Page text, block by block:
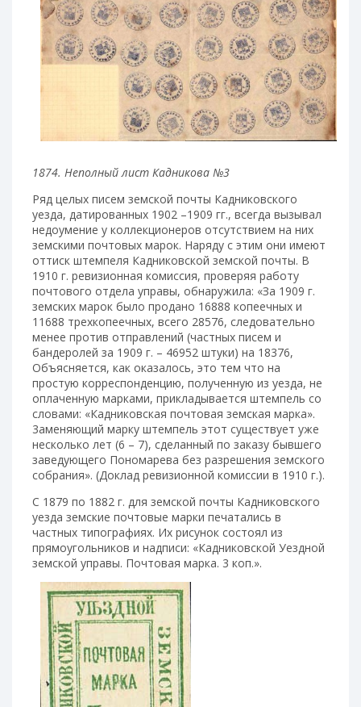
1874. Неполный лист Кадникова №3
Ряд целых писем земской почты Кадниковского
уезда, датированных 1902 –1909 гг., всегда вызывал
недоумение у коллекционеров отсутствием на них
земскими почтовых марок. Наряду с этим они имеют
оттиск штемпеля Кадниковской земской почты. В
1910 г. ревизионная комиссия, проверяя работу
почтового отдела управы, обнаружила: «За 1909 г.
земских марок было продано 16888 копеечных и
11688 трехкопеечных, всего 28576, следовательно
менее против отправлений (частных писем и
бандеролей за 1909 г. – 46952 штуки) на 18376,
Объясняется, как оказалось, это тем что на
простую корреспонденцию, полученную из уезда, не
оплаченную марками, прикладывается штемпель со
словами: «Кадниковская почтовая земская марка».
3аменяющий марку штемпель этот существует уже
несколько лет (6 – 7), сделанный по заказу бывшего
заведующего Пономарева без разрешения земского
собрания». (Доклад ревизионной комиссии в 1910 г.).
С 1879 по 1882 г. для земской почты Кадниковского
уезда земские почтовые марки печатались в
частных типографиях. Их рисунок состоял из
прямоугольников и надписи: «Кадниковской Уездной
земской управы. Почтовая марка. 3 коп.».